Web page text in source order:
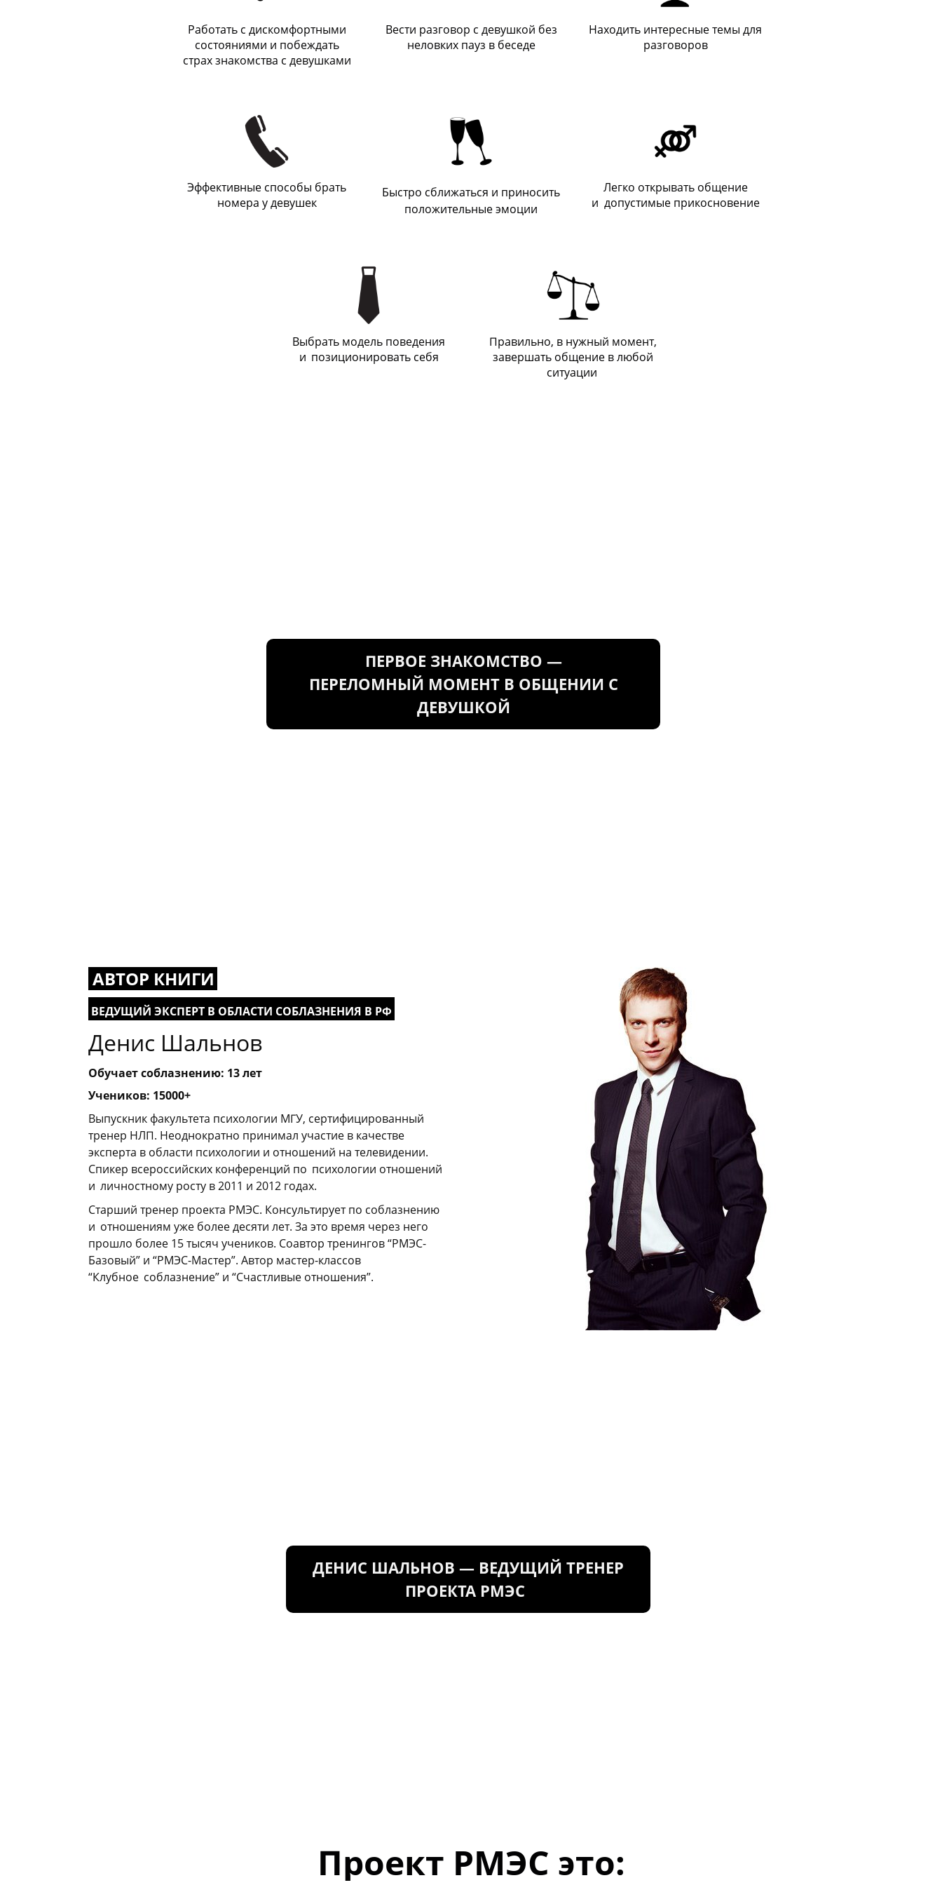
Работать с дискомфортными
состояниями и побеждать
страх знакомства с девушками
Вести разговор с девушкой без
неловких пауз в беседе
Находить интересные темы для
разговоров
Эффективные способы брать
номера у девушек
Быстро сближаться и приносить
положительные эмоции
Легко открывать общение
и допустимые прикосновение
Выбрать модель поведения
и позиционировать себя
Правильно, в нужный момент,
завершать общение в любой
ситуации
ПЕРВОЕ ЗНАКОМСТВО —
ПЕРЕЛОМНЫЙ МОМЕНТ В ОБЩЕНИИ С
ДЕВУШКОЙ
АВТОР КНИГИ
ВЕДУЩИЙ ЭКСПЕРТ В ОБЛАСТИ СОБЛАЗНЕНИЯ В РФ
Денис Шальнов
Обучает соблазнению: 13 лет
Учеников: 15000+
Выпускник факультета психологии МГУ, сертифицированный
тренер НЛП. Неоднократно принимал участие в качестве
эксперта в области психологии и отношений на телевидении.
Спикер всероссийских конференций по психологии отношений
и личностному росту в 2011 и 2012 годах.
Старший тренер проекта РМЭС. Консультирует по соблазнению
и отношениям уже более десяти лет. За это время через него
прошло более 15 тысяч учеников. Соавтор тренингов “РМЭС-
Базовый” и “РМЭС-Мастер”. Автор мастер-классов
“Клубное соблазнение” и “Счастливые отношения”.
ДЕНИС ШАЛЬНОВ — ВЕДУЩИЙ ТРЕНЕР
ПРОЕКТА РМЭС
Проект РМЭС это: